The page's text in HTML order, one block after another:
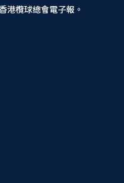
港欖球總會電子報。